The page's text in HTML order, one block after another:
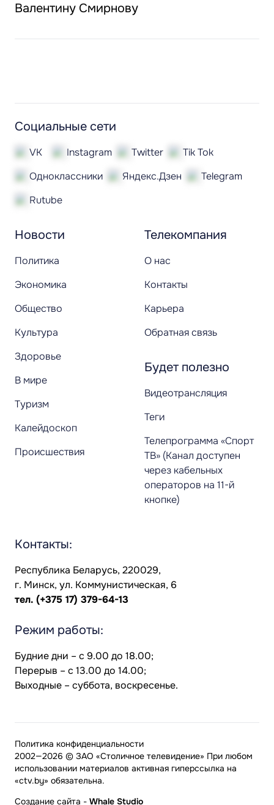
Валентину Смирнову
Новости
Политика
Экономика
Общество
Культура
Здоровье
В мире
Туризм
Калейдоскоп
Происшествия
Телекомпания
О нас
Контакты
Карьера
Обратная связь
Будет полезно
Видеотрансляция
Теги
Телепрограмма «Спорт
ТВ» (Канал доступен
через кабельных
операторов на 11-й
кнопке)
Социальные сети
VK Instagram Twitter
Tik Tok
Одноклассники
Яндекс.Дзен
Telegram
Rutube
Контакты:
Республика Беларусь, 220029,
г. Минск, ул. Коммунистическая, 6
тел. (+375 17) 379-64-13
Режим работы:
Будние дни – с 9.00 до 18.00;
Перерыв – с 13.00 до 14.00;
Выходные – суббота, воскресенье.
2002—2026 © ЗАО «Столичное телевидение» При любом
использовании материалов активная гиперссылка на
«ctv.by» обязательна.
Политика конфиденциальности
Создание сайта - Whale Studio